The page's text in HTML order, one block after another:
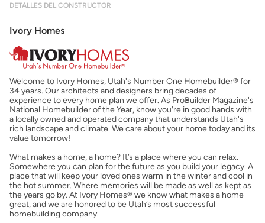
Costos casa nueva vs. usada
Obtener mi puntaje de crédito
Calcular mi hipoteca
Preparar mi casa para la venta
Seguro de propietarios
DETALLES DEL CONSTRUCTOR
Ivory Homes
Welcome to Ivory Homes, Utah's Number One Homebuilder® for
34 years. Our architects and designers bring decades of
experience to every home plan we offer. As ProBuilder Magazine's
National Homebuilder of the Year, know you're in good hands with
a locally owned and operated company that understands Utah's
rich landscape and climate. We care about your home today and its
value tomorrow!
What makes a home, a home? It’s a place where you can relax.
Somewhere you can plan for the future as you build your legacy. A
place that will keep your loved ones warm in the winter and cool in
the hot summer. Where memories will be made as well as kept as
the years go by. At Ivory Homes® we know what makes a home
great, and we are honored to be Utah’s most successful
homebuilding company.